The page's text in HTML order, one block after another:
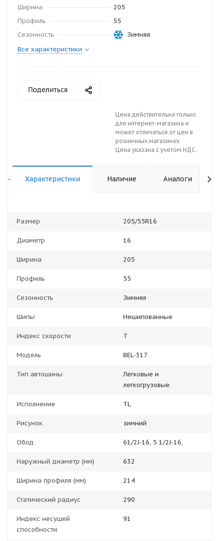
Ширина
205
Профиль
55
Сезонность
Зимняя
Все характеристики
Поделиться
Цена действительна только
для интернет-магазина и
может отличаться от цен в
розничных магазинах
Цена указана с учетом НДС.
- Характеристики Наличие Аналоги
Размер 205/55R16
Диаметр 16
Ширина 205
Профиль 55
Сезонность Зимняя
Шипы Нешипованные
Индекс скорости T
Модель BEL-317
Тип автошины
Легковые и
легкогрузовые
Исполнение TL
Рисунок зимний
Обод 61/2J-16, 5 1/2J-16,
Наружный диаметр (мм) 632
Ширина профиля (мм) 214
Статический радиус 290
Индекс несущей
способности
91